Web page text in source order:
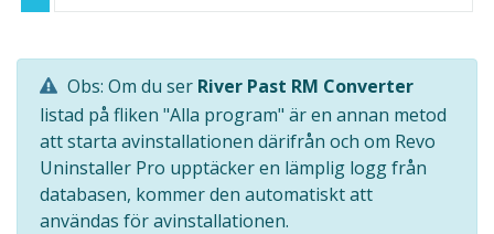
Obs: Om du ser River Past RM Converter
listad på fliken "Alla program" är en annan metod
att starta avinstallationen därifrån och om Revo
Uninstaller Pro upptäcker en lämplig logg från
databasen, kommer den automatiskt att
användas för avinstallationen.